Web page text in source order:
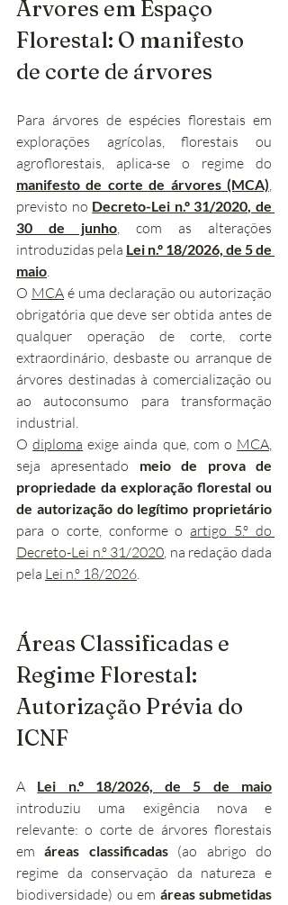
Árvores em Espaço
Florestal: O manifesto
de corte de árvores
Para árvores de espécies florestais em
explorações agrícolas, florestais ou
manifesto de corte de árvores (MCA)
previsto no Decreto-Lei n.º 31/2020, de
30 de junho , com as alterações
introduzidas pela Lei n.º 18/2026, de 5 de
maio
O MCA é uma declaração ou autorização
obrigatória que deve ser obtida antes de
qualquer operação de corte, corte
extraordinário, desbaste ou arranque de
árvores destinadas à comercialização ou
ao autoconsumo para transformação
industrial.
O diploma exige ainda que, com o MCA
seja apresentado meio de prova de
propriedade da exploração florestal ou
de autorização do legítimo proprietário
para o corte, conforme o artigo 5.º do
Decreto-Lei n.º 31/2020 , na redação dada
pela Lei n.º 18/2026
Áreas Classificadas e
Regime Florestal:
Autorização Prévia do
ICNF
A Lei n.º 18/2026, de 5 de maio
introduziu uma exigência nova e
relevante: o corte de árvores florestais
em áreas classificadas (ao abrigo do
regime da conservação da natureza e
biodiversidade) ou em áreas submetidas